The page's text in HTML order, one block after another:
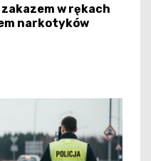
w rękach
narkotyków